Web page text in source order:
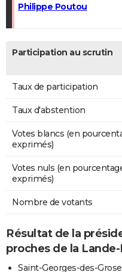
Philippe Poutou
Participation au scrutin
Taux de participation
Taux d'abstention
Votes blancs (en
exprimés)
Votes nuls (en
exprimés)
Nombre de votants
Résultat de la
proches de la
Saint-Georges-des-